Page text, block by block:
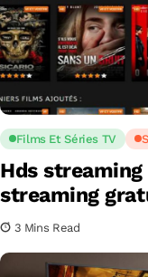
Films Et Séries TV
Hds
streaming
3 Mins Read